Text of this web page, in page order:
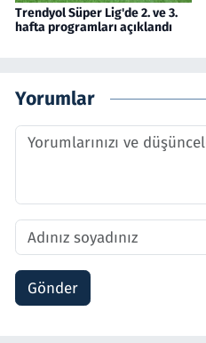
Trendyol Süper Lig'de 2. ve 3.
hafta programları açıklandı
Yorumlar
Gönder